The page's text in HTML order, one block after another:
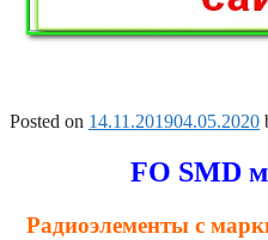
Posted on 14.11.201904.05.2020
FO SMD
Радиоэлементы с